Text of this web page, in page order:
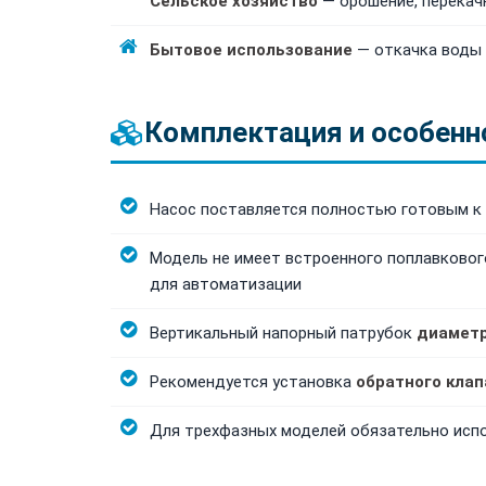
Бытовое использование — откачка воды
Комплектация и
Насос поставляется полностью готовым
Модель не имеет встроенного
для автоматизации
Вертикальный напорный патрубок
Рекомендуется установка обратного
Для трехфазных моделей обязательно